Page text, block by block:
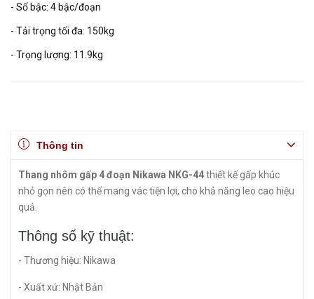
- Số bậc: 4 bậc/đoạn
- Tải trọng tối đa: 150kg
- Trọng lượng: 11.9kg
Thông tin
Thang nhôm gấp 4 đoạn Nikawa NKG-44thiết kế gấp khúc
nhỏ gọn nên có thể mang vác tiện lợi, cho khả năng leo cao hiệu
quả.
Thông số kỹ thuật:
- Thương hiệu: Nikawa
- Xuất xứ: Nhật Bản